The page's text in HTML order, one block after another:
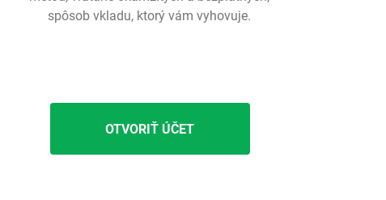
spôsob vkladu, ktorý vám vyhovuje.
OTVORIŤ ÚČET